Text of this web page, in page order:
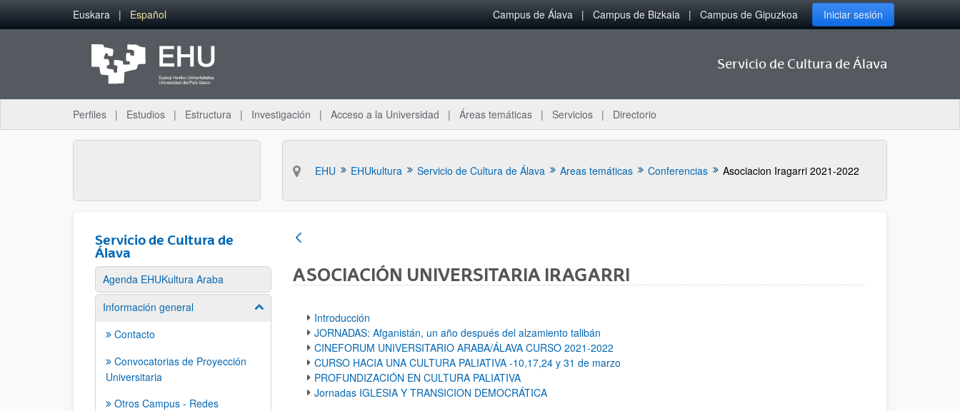
Saltar al contenido principal
Euskara Español Campus de Álava Campus de Bizkaia Campus de Gipuzkoa Iniciar sesión
Servicio de Cultura de Álava
Perfiles Estudios Estructura Investigación Acceso a la Universidad Áreas temáticas Servicios Directorio
EHU EHUkultura Servicio de Cultura de Álava Areas temáticas Conferencias Asociacion Iragarri 2021-2022
Servicio de Cultura de
Álava
Agenda EHUKultura Araba
Información general
Mostrar/ocultar subpáginas
Contacto
Convocatorias de Proyección
Universitaria
Otros Campus - Redes
ASOCIACIÓN UNIVERSITARIA IRAGARRI
Introducción
JORNADAS: Afganistán, un año después del alzamiento talibán
CINEFORUM UNIVERSITARIO ARABA/ÁLAVA CURSO 2021-2022
CURSO HACIA UNA CULTURA PALIATIVA -10,17,24 y 31 de marzo
PROFUNDIZACIÓN EN CULTURA PALIATIVA
Jornadas IGLESIA Y TRANSICION DEMOCRÁTICA